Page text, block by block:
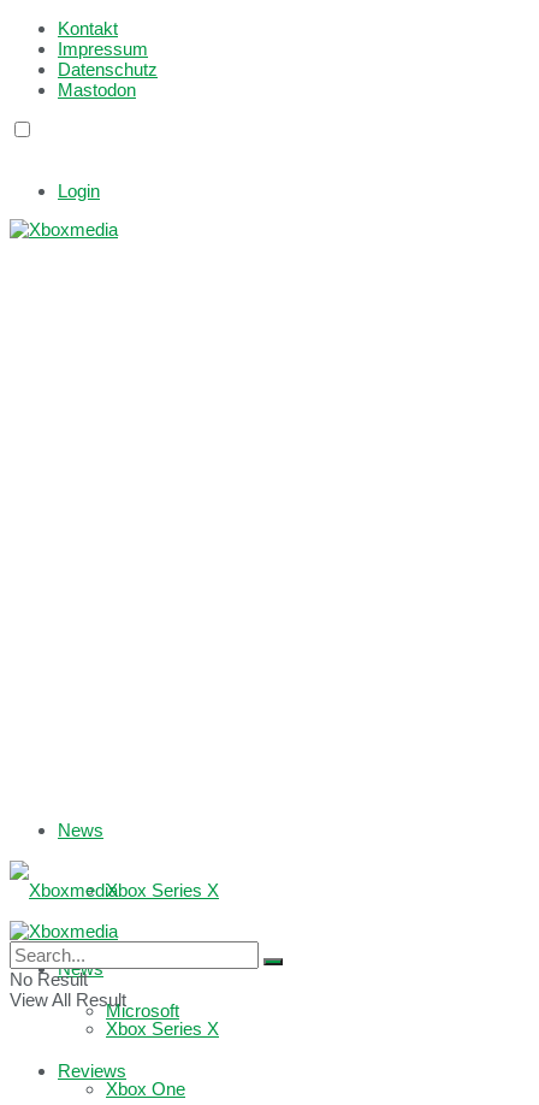
Kontakt
Impressum
Datenschutz
Mastodon
Login
News
Xbox Series X
Microsoft
Reviews
News
Xbox Series X
Xbox One
No Result
View All Result